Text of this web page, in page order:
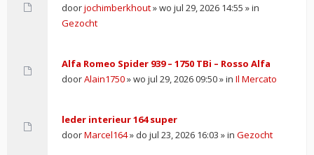
doorjochimberkhout» wo jul 29, 2026 14:55 » in
Gezocht
Alfa Romeo Spider 939 – 1750 TBi – Rosso Alfa
doorAlain1750» wo jul 29, 2026 09:50 » in Il Mercato
leder interieur 164 super
doorMarcel164» do jul 23, 2026 16:03 » in Gezocht